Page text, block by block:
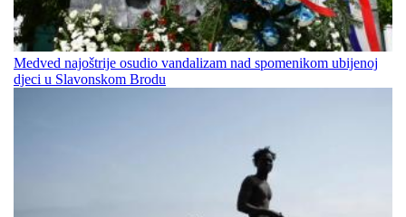
Medved najoštrije osudio vandalizam nad spomenikom ubijenoj
djeci u Slavonskom Brodu